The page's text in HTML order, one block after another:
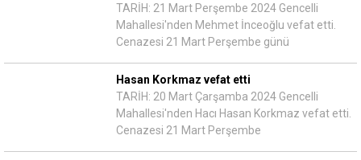
TARİH: 21 Mart Perşembe 2024 Gencelli
Mahallesi'nden Mehmet İnceoğlu vefat etti.
Cenazesi 21 Mart Perşembe günü
Hasan Korkmaz vefat etti
TARİH: 20 Mart Çarşamba 2024 Gencelli
Mahallesi'nden Hacı Hasan Korkmaz vefat etti.
Cenazesi 21 Mart Perşembe